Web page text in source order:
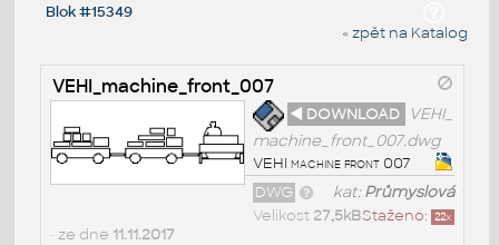
Blok #15349
« zpět na Katalog
VEHI_machine_front_007
◄ DOWNLOAD
VEHI_
machine_front_007.dwg
VEHI machine front 007
kat:Průmyslová
DWG
Staženo: 22x
Velikost 27,5kB
• ze dne 11.11.2017